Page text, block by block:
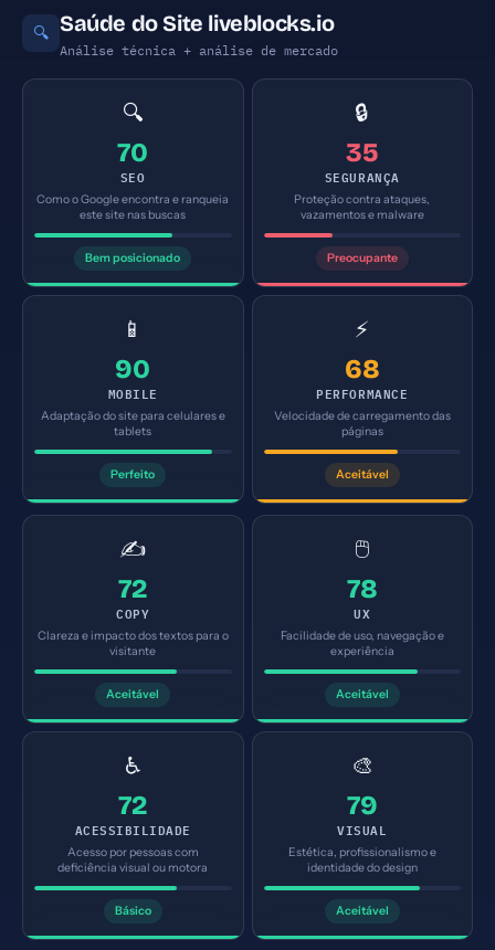
🔍 Saúde do Site liveblocks.io
Análise técnica + análise de mercado
🔍
70
SEO
Como o Google encontra e ranqueia
este site nas buscas
Bem posicionado
🔒
35
SEGURANÇA
Proteção contra ataques,
vazamentos e malware
Preocupante
📱
90
MOBILE
Adaptação do site para celulares e
tablets
Perfeito
⚡
68
PERFORMANCE
Velocidade de carregamento das
páginas
Aceitável
✍️
72
COPY
Clareza e impacto dos textos para o
visitante
Aceitável
🖱️
78
UX
Facilidade de uso, navegação e
experiência
Aceitável
♿
72
ACESSIBILIDADE
Acesso por pessoas com
deficiência visual ou motora
Básico
🎨
79
VISUAL
Estética, profissionalismo e
identidade do design
Aceitável